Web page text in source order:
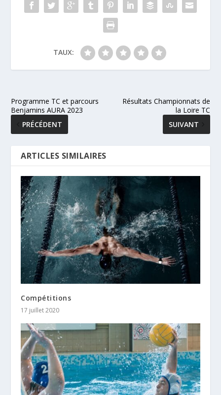
TAUX:
Programme TC et parcours
Benjamins AURA 2023
PRÉCÉDENT
Résultats Championnats de
la Loire TC
SUIVANT
ARTICLES SIMILAIRES
Compétitions
17 juillet 2020